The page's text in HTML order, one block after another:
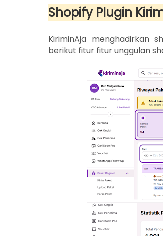
Shopify Plugin
KiriminAja menghadirkan
berikut fitur fitur unggulan